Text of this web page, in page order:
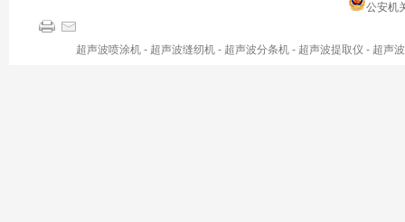
公安机
超声波喷涂机 - 超声波缝纫机 - 超声波分条机 - 超声波提取仪 - 超声